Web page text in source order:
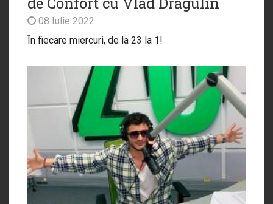
08 Iulie 2022
În fiecare miercuri, de la 23 la 1!